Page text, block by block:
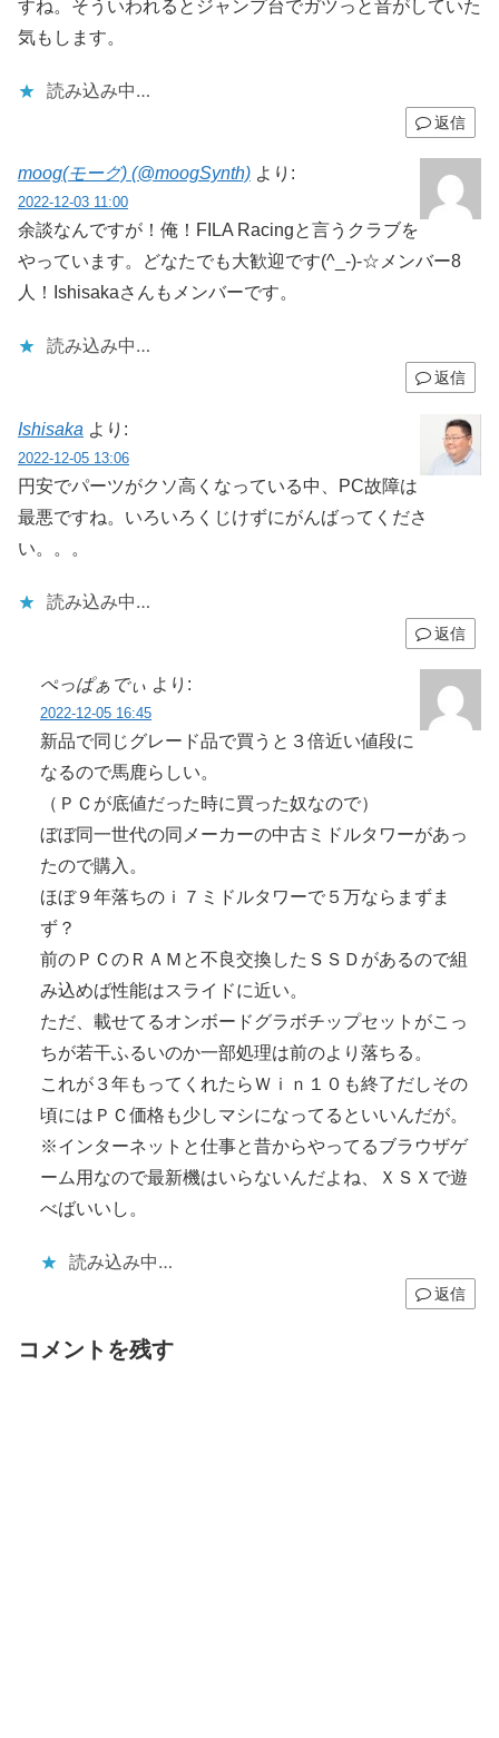
すね。そういわれるとジャンプ台でガツっと音がしていた
気もします。
読み込み中…
返信
moog(モーグ) (@moogSynth) より:
2022-12-03 11:00
余談なんですが！俺！FILA Racingと言うクラブを
やっています。どなたでも大歓迎です(^_-)-☆メンバー8
人！Ishisakaさんもメンバーです。
読み込み中…
返信
Ishisaka より:
2022-12-05 13:06
円安でパーツがクソ高くなっている中、PC故障は
最悪ですね。いろいろくじけずにがんばってくださ
い。。。
読み込み中…
返信
ぺっぱぁでぃ より:
2022-12-05 16:45
新品で同じグレード品で買うと３倍近い値段に
なるので馬鹿らしい。
（ＰＣが底値だった時に買った奴なので）
ぼぼ同一世代の同メーカーの中古ミドルタワーがあっ
たので購入。
ほぼ９年落ちのｉ７ミドルタワーで５万ならまずま
ず？
前のＰＣのＲＡＭと不良交換したＳＳＤがあるので組
み込めば性能はスライドに近い。
ただ、載せてるオンボードグラボチップセットがこっ
ちが若干ふるいのか一部処理は前のより落ちる。
これが３年もってくれたらＷｉｎ１０も終了だしその
頃にはＰＣ価格も少しマシになってるといいんだが。
※インターネットと仕事と昔からやってるブラウザゲ
ーム用なので最新機はいらないんだよね、ＸＳＸで遊
べばいいし。
読み込み中…
返信
コメントを残す